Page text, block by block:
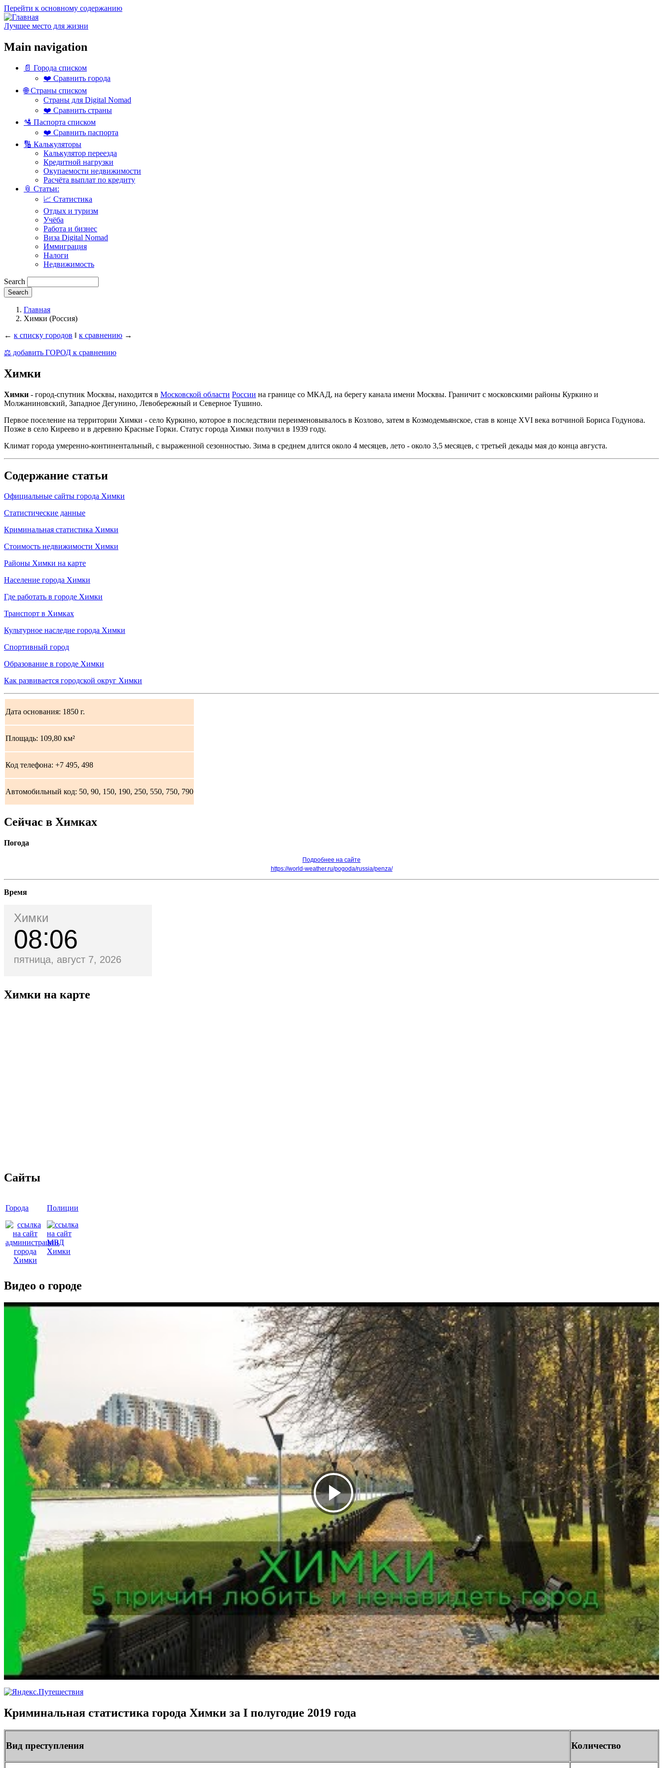
Перейти к основному содержанию
Лучшее место для жизни
Main navigation
📄 Города списком
❤️ Сравнить города
🌐 Страны списком
Страны для Digital Nomad
❤️ Сравнить страны
🛂 Паспорта списком
❤️ Сравнить паспорта
🔢 Калькуляторы
Калькулятор переезда
Кредитной нагрузки
Окупаемости недвижимости
Расчёта выплат по кредиту
📎 Статьи:
📈 Статистика
Отдых и туризм
Учёба
Работа и бизнес
Виза Digital Nomad
Иммиграция
Налоги
Недвижимость
Search
Главная
Химки (Россия)
← к списку городов ‖ к сравнению →
⚖️ добавить ГОРОД к сравнению
Химки
Химки - город-спутник Москвы, находится в Московской области России на границе со МКАД, на берегу канала имени Москвы. Граничит с московскими районы Куркино и
Молжаниновский, Западное Дегунино, Левобережный и Северное Тушино.
Первое поселение на территории Химки - село Куркино, которое в последствии переименовывалось в Козлово, затем в Козмодемьянское, став в конце XVI века вотчиной Бориса Годунова.
Позже в село Киреево и в деревню Красные Горки. Статус города Химки получил в 1939 году.
Климат города умеренно-континентальный, с выраженной сезонностью. Зима в среднем длится около 4 месяцев, лето - около 3,5 месяцев, с третьей декады мая до конца августа.
Содержание статьи
Официальные сайты города Химки
Статистические данные
Криминальная статистика Химки
Стоимость недвижимости Химки
Районы Химки на карте
Население города Химки
Где работать в городе Химки
Транспорт в Химках
Культурное наследие города Химки
Спортивный город
Образование в городе Химки
Как развивается городской округ Химки
Дата основания: 1850 г.
Площадь: 109,80 км²
Код телефона: +7 495, 498
Автомобильный код: 50, 90, 150, 190, 250, 550, 750, 790
Сейчас в Химках
Погода
Подробнее на сайте
https://world-weather.ru/pogoda/russia/penza/
Время
Химки
08 06
пятница, август 7, 2026
Химки на карте
Сайты
Города Полиции
Видео о городе
Криминальная статистика города Химки за I полугодие 2019 года
Вид преступления Количество